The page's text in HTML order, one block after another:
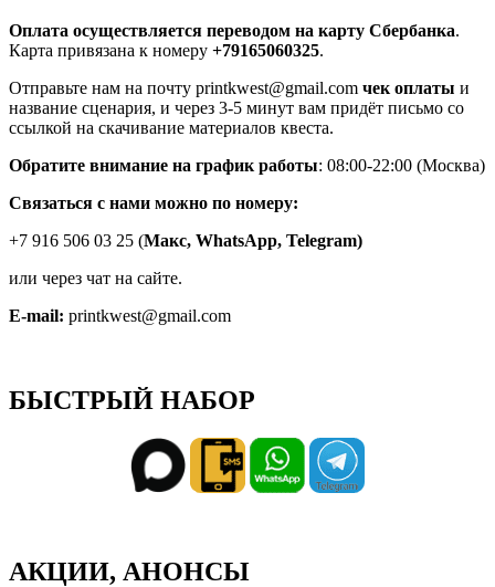
Оплата осуществляется переводом на карту Сбербанка.
Карта привязана к номеру +79165060325.
Отправьте нам на почту printkwest@gmail.com чек оплаты и
название сценария, и через 3-5 минут вам придёт письмо со
ссылкой на скачивание материалов квеста.
Обратите внимание на график работы: 08:00-22:00 (Москва)
Связаться с нами можно по номеру:
+7 916 506 03 25 (Макс, WhatsApp, Telegram)
или через чат на сайте.
E-mail: printkwest@gmail.com
БЫСТРЫЙ НАБОР
АКЦИИ, АНОНСЫ